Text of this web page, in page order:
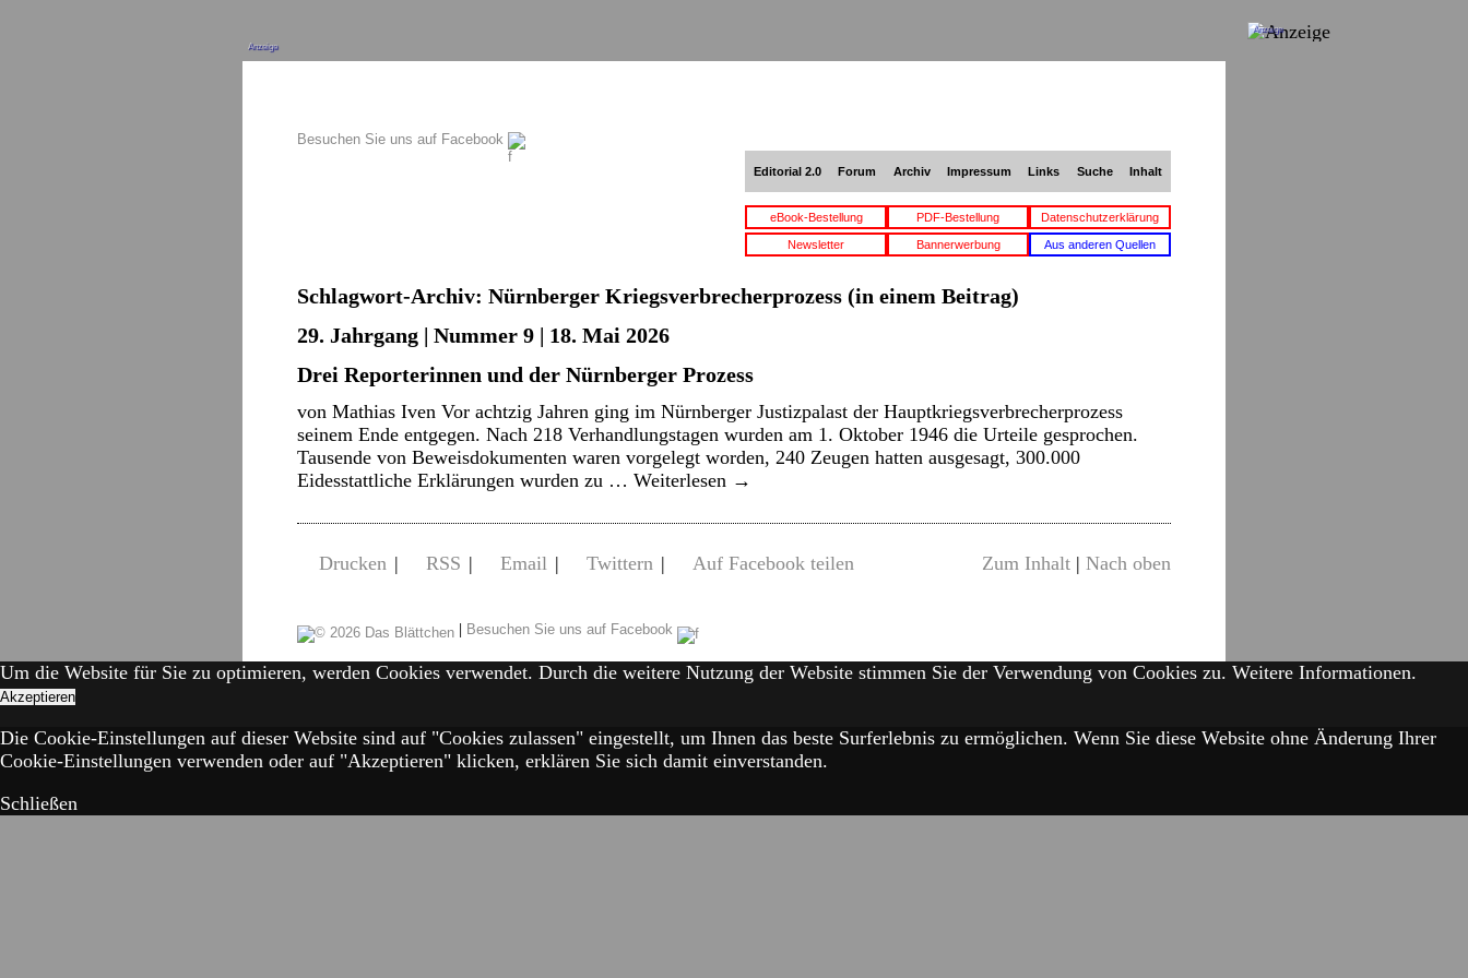
Anzeige
Besuchen Sie uns auf Facebook
Editorial 2.0 Forum Archiv Impressum Links Suche Inhalt
eBook-Bestellung PDF-Bestellung Datenschutzerklärung
Newsletter Bannerwerbung Aus anderen Quellen
Schlagwort-Archiv: Nürnberger Kriegsverbrecherprozess (in einem Beitrag)
29. Jahrgang | Nummer 9 | 18. Mai 2026
Drei Reporterinnen und der Nürnberger Prozess
von Mathias Iven Vor achtzig Jahren ging im Nürnberger Justizpalast der Hauptkriegsverbrecherprozess
seinem Ende entgegen. Nach 218 Verhandlungstagen wurden am 1. Oktober 1946 die Urteile gesprochen.
Tausende von Beweisdokumenten waren vorgelegt worden, 240 Zeugen hatten ausgesagt, 300.000
Eidesstattliche Erklärungen wurden zu … Weiterlesen →
Drucken | RSS | Email | Twittern | Auf Facebook teilen Zum Inhalt | Nach oben
| Besuchen Sie uns auf Facebook
Anzeige
Um die Website für Sie zu optimieren, werden Cookies verwendet. Durch die weitere Nutzung der Website stimmen Sie der Verwendung von Cookies zu. Weitere Informationen.
Akzeptieren
Die Cookie-Einstellungen auf dieser Website sind auf "Cookies zulassen" eingestellt, um Ihnen das beste Surferlebnis zu ermöglichen. Wenn Sie diese Website ohne Änderung Ihrer
Cookie-Einstellungen verwenden oder auf "Akzeptieren" klicken, erklären Sie sich damit einverstanden.
Schließen